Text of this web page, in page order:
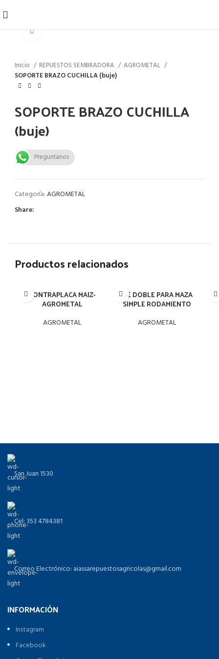
Inicio REPUESTOS SEMBRADORA
AGROMETAL
SOPORTE BRAZO CUCHILLA (buje)
SOPORTE BRAZO CUCHILLA
(buje)
Preguntanos
Categoría:AGROMETAL
Share:
Productos relacionados
CONTRAPLACA MAIZ-
AGROMETAL
AGROMETAL
EJE DOBLE PARA MAZA
SIMPLE RODAMIENTO
AGROMETAL
San Juan 1530
Cel: 353 4784381
Correo Electrónico: aiassarepuestosagricolas@gmail.com
INFORMACIÓN
Instagram
Facebook